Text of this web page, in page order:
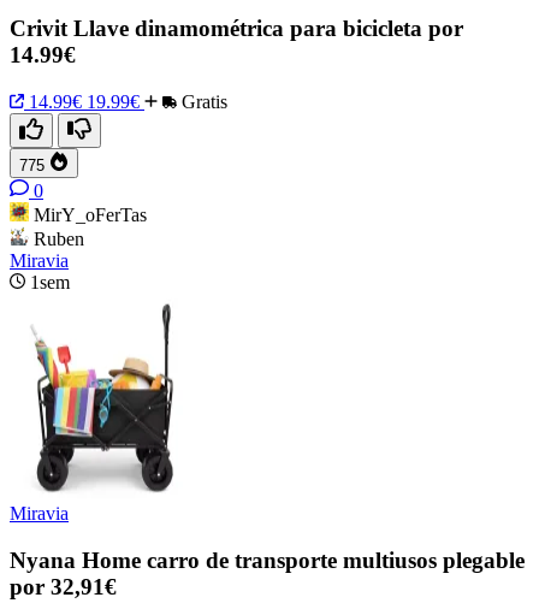
Crivit Llave dinamométrica para bicicleta por
14.99€
14.99€ 19.99€ Gratis
775
0
MirY_oFerTas
Ruben
Miravia
1sem
Miravia
Nyana Home carro de transporte multiusos plegable
por 32,91€